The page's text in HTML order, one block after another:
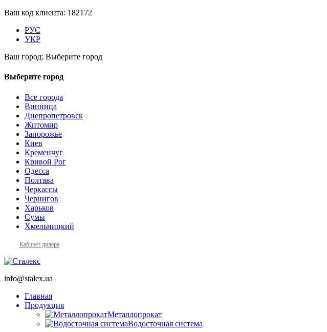
Ваш код клиента: 182172
РУС
УКР
Ваш город: Выберите город
Выберите город
Все города
Винница
Днепропетровск
Житомир
Запорожье
Киев
Кременчуг
Кривой Рог
Одесса
Полтава
Черкассы
Чернигов
Харьков
Сумы
Хмельницкий
Кабинет дилера
info@stalex.ua
Главная
Продукция
Металлопрокат
Водосточная система